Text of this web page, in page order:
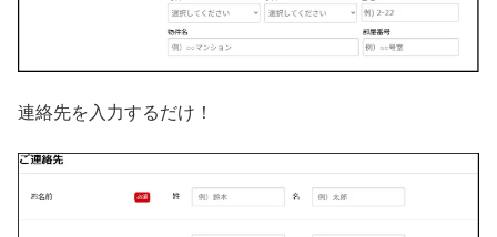
連絡先を入力するだけ！